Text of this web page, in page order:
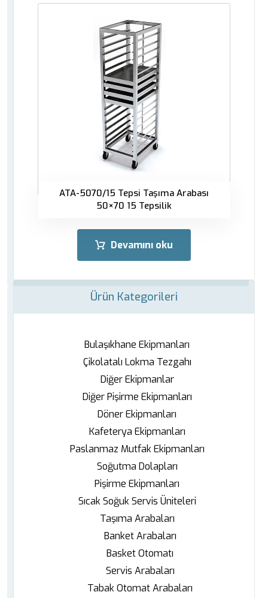
ATA-5070/15 Tepsi Taşıma Arabası
50×70 15 Tepsilik
Devamını oku
Ürün Kategorileri
Bulaşıkhane Ekipmanları
Çikolatalı Lokma Tezgahı
Diğer Ekipmanlar
Diğer Pişirme Ekipmanları
Döner Ekipmanları
Kafeterya Ekipmanları
Paslanmaz Mutfak Ekipmanları
Soğutma Dolapları
Pişirme Ekipmanları
Sıcak Soğuk Servis Üniteleri
Taşıma Arabaları
Banket Arabaları
Basket Otomatı
Servis Arabaları
Tabak Otomat Arabaları